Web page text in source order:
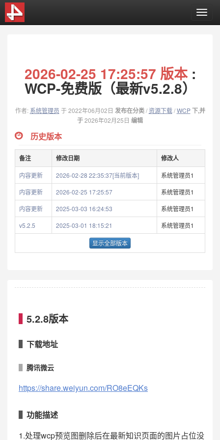
T
o
g
o
2026-02-25 17:25:57 版本 :
WCP-免费版（最新v5.2.8）
作者: 系统管理员 于 2022年06月02日 发布在分类/资源下载/WCP 下,并
于2026年02月25日 编辑
历史版本
备注 修改日期 修改人
内容更新 2026-02-28 22:35:37[当前版本]
系统管理员1
内容更新
2026-02-25 17:25:57
系统管理员1
内容更新
2025-03-03 16:24:53
系统管理员1
v5.2.5
2025-03-01 18:15:21 系统管理员1
显示全部版本
5.2.8版本
下载地址
腾讯微云
https://share.weiyun.com/RO8eEQKs
功能描述
1.处理wcp预览图删除后在最新知识页面的图片占位没